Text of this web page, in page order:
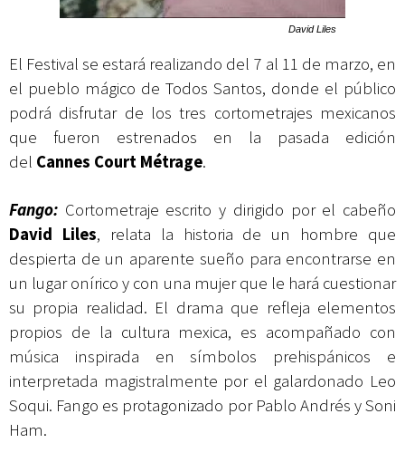
David Liles
El Festival se estará realizando del 7 al 11 de marzo, en
el pueblo mágico de Todos Santos, donde el público
podrá disfrutar de los tres cortometrajes mexicanos
que fueron estrenados en la pasada edición
del Cannes Court Métrage.
Fango: Cortometraje escrito y dirigido por el cabeño
David Liles, relata la historia de un hombre que
despierta de un aparente sueño para encontrarse en
un lugar onírico y con una mujer que le hará cuestionar
su propia realidad. El drama que refleja elementos
propios de la cultura mexica, es acompañado con
música inspirada en símbolos prehispánicos e
interpretada magistralmente por el galardonado Leo
Soqui. Fango es protagonizado por Pablo Andrés y Soni
Ham.